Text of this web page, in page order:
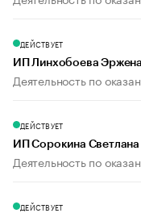
ДЕЙСТВУЕТ
ИП Линхобоева
Деятельность по
ДЕЙСТВУЕТ
ИП Сорокина Светлана
Деятельность по
ДЕЙСТВУЕТ